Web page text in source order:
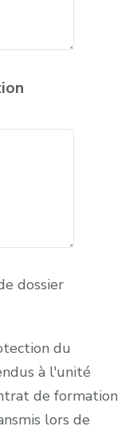
dossier
du
à l'unité
de formation
lors de